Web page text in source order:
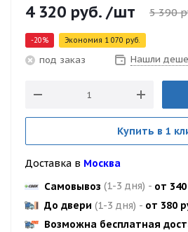
4 320 руб. /шт 5 390
-20% Экономия 1 070 руб.
под заказ Нашли
Купить в 1
Доставка в Москва
Самовывоз (1-3 дня) - от
До двери (1-3 дня) - от 380
Возможна бесплатная